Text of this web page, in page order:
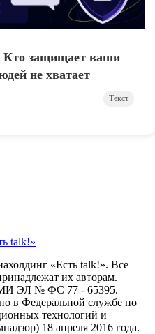
Кто защищает ваши
не хватает
Текст
talk!»
«Есть talk!». Все
их авторам.
ЭЛ № ФС 77 - 65395.
в Федеральной службе по
технологий и
18 апреля 2016 года.